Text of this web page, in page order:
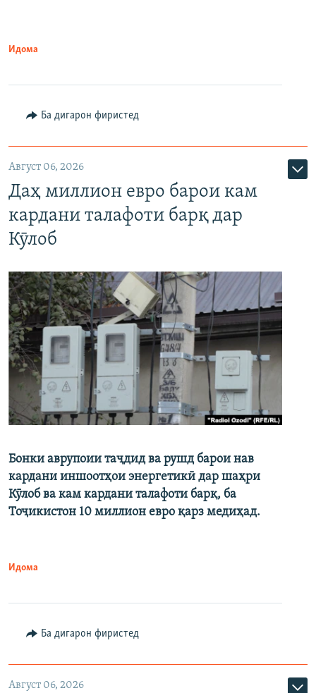
Идома
Ба дигарон фиристед
Август 06, 2026
Даҳ миллион евро барои кам
кардани талафоти барқ дар
Кӯлоб
Бонки аврупоии таҷдид ва рушд барои нав
кардани иншоотҳои энергетикӣ дар шаҳри
Кӯлоб ва кам кардани талафоти барқ, ба
Тоҷикистон 10 миллион евро қарз медиҳад.
Идома
Ба дигарон фиристед
Август 06, 2026